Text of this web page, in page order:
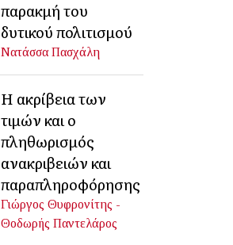
παρακμή του
δυτικού πολιτισμού
Νατάσσα Πασχάλη
Η ακρίβεια των
τιμών και ο
πληθωρισμός
ανακριβειών και
παραπληροφόρησης
Γιώργος Θυφρονίτης -
Θοδωρής Παντελάρος